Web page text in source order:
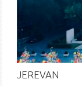
JEREVAN